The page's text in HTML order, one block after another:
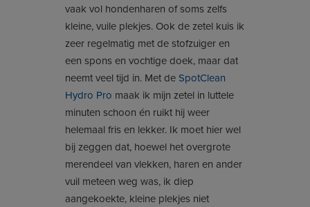
vaak vol hondenharen of soms zelfs
kleine, vuile plekjes. Ook de zetel kuis ik
zeer regelmatig met de stofzuiger en
een spons en vochtige doek, maar dat
neemt veel tijd in. Met de SpotClean
Hydro Pro maak ik mijn zetel in luttele
minuten schoon én ruikt hij weer
helemaal fris en lekker. Ik moet hier wel
bij zeggen dat, hoewel het overgrote
merendeel van vlekken, haren en ander
vuil meteen weg was, ik diep
aangekoekte, kleine plekjes niet